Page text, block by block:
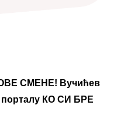
СМЕНЕ! Вучићев
порталу КО СИ БРЕ